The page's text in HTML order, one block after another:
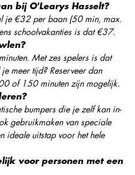
bij O'Learys Hasselt?
je €32 per baan (50 min, max.
schoolvakanties is dat €37.
Met zes spelers is dat
meer tijd? Reserveer dan
of 150 minuten zijn mogelijk.
bumpers die je zelf kan in-
gebruikmaken van speciale
ideale uitstap voor het hele
voor personen met een